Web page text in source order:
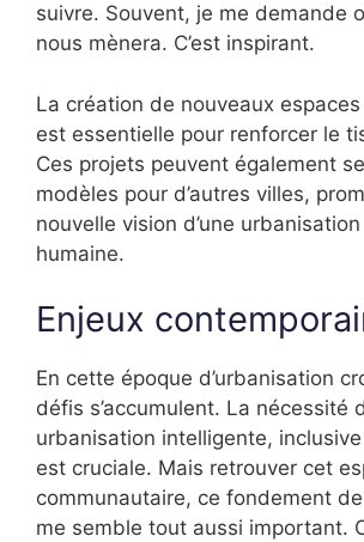
suivre. Souvent, je me demande
nous mènera. C’est inspirant.
La création de nouveaux
est essentielle pour renforcer le
Ces projets peuvent également
modèles pour d’autres villes,
nouvelle vision d’une
humaine.
Enjeux
En cette époque d’urbanisation
défis s’accumulent. La nécessité
urbanisation intelligente,
est cruciale. Mais retrouver cet
communautaire, ce fondement de
me semble tout aussi important.